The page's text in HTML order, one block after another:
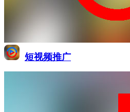
短视频推广